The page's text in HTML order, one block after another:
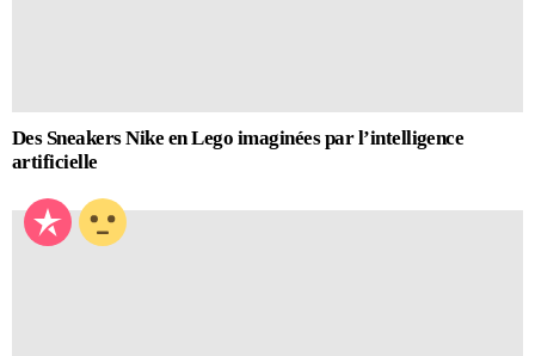
Des Sneakers Nike en Lego imaginées par l’intelligence
artificielle